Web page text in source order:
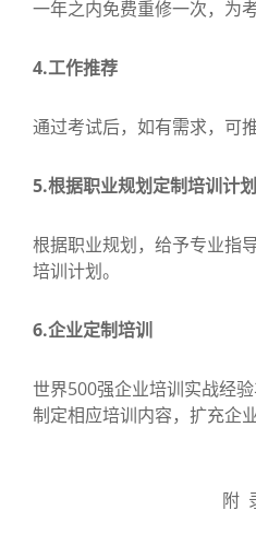
一年之内免费重修一次，为
4.工作推荐
通过考试后，如有需求，可
5.根据职业规划定制培训计划
根据职业规划，给予专业指
培训计划。
6.企业定制培训
世界500强企业培训实战经
制定相应培训内容，扩充企
附